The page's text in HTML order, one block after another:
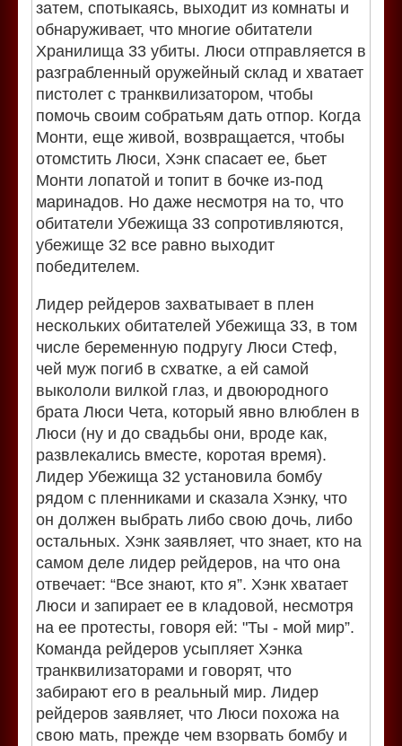
затем, спотыкаясь, выходит из комнаты и
обнаруживает, что многие обитатели
Хранилища 33 убиты. Люси отправляется в
разграбленный оружейный склад и хватает
пистолет с транквилизатором, чтобы
помочь своим собратьям дать отпор. Когда
Монти, еще живой, возвращается, чтобы
отомстить Люси, Хэнк спасает ее, бьет
Монти лопатой и топит в бочке из-под
маринадов. Но даже несмотря на то, что
обитатели Убежища 33 сопротивляются,
убежище 32 все равно выходит
победителем.
Лидер рейдеров захватывает в плен
нескольких обитателей Убежища 33, в том
числе беременную подругу Люси Стеф,
чей муж погиб в схватке, а ей самой
выкололи вилкой глаз, и двоюродного
брата Люси Чета, который явно влюблен в
Люси (ну и до свадьбы они, вроде как,
развлекались вместе, коротая время).
Лидер Убежища 32 установила бомбу
рядом с пленниками и сказала Хэнку, что
он должен выбрать либо свою дочь, либо
остальных. Хэнк заявляет, что знает, кто на
самом деле лидер рейдеров, на что она
отвечает: “Все знают, кто я”. Хэнк хватает
Люси и запирает ее в кладовой, несмотря
на ее протесты, говоря ей: "Ты - мой мир”.
Команда рейдеров усыпляет Хэнка
транквилизаторами и говорят, что
забирают его в реальный мир. Лидер
рейдеров заявляет, что Люси похожа на
свою мать, прежде чем взорвать бомбу и